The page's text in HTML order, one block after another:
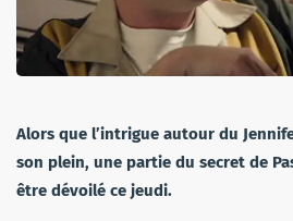
Alors que l’intrigue autour du
son plein, une partie du secret de
être dévoilé ce jeudi.